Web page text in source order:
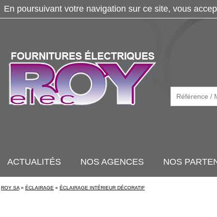
ACTUALITÉS NOS AGENCES NOS
ROY SA » ÉCLAIRAGE » ÉCLAIRAGE INTÉRIEUR DÉCORATIF
En poursuivant votre navigation sur ce site, vous